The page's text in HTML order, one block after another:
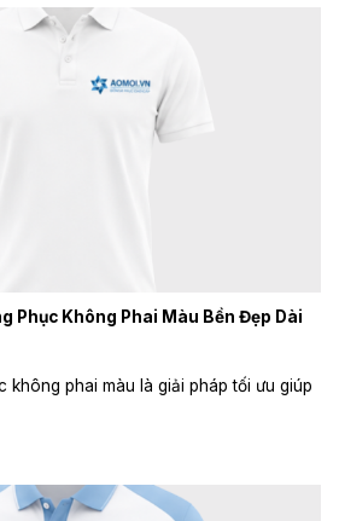
Phục Không Phai Màu Bền Đẹp Dài
không phai màu là giải pháp tối ưu giúp